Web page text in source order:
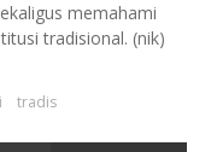
memahami
tradisional. (nik)
tradis